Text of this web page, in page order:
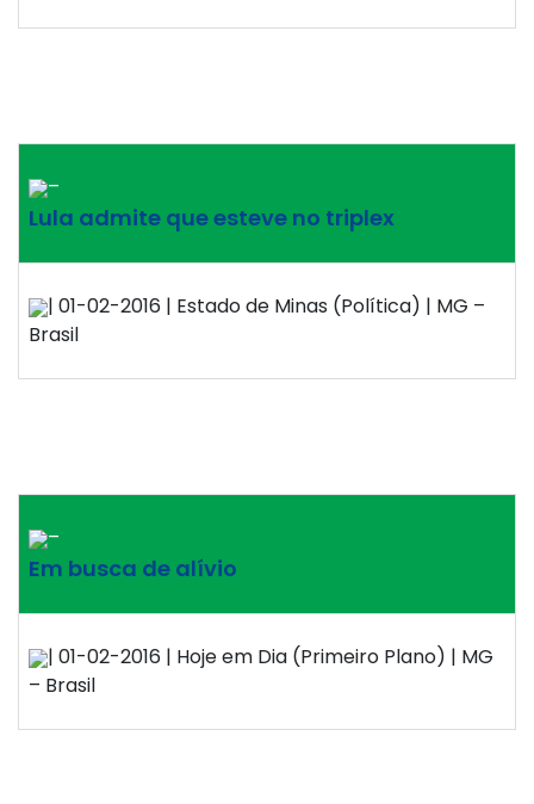
–
Lula admite que esteve no triplex
| 01-02-2016 | Estado de Minas (Política) | MG –
Brasil
–
Em busca de alívio
| 01-02-2016 | Hoje em Dia (Primeiro Plano) | MG
– Brasil